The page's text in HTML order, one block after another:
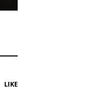
LIKE